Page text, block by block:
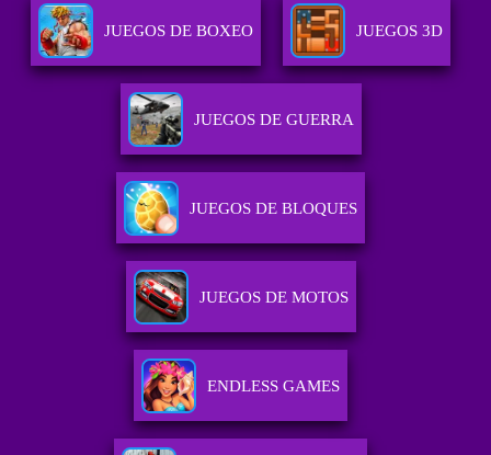
JUEGOS DE BOXEO JUEGOS 3D
JUEGOS DE GUERRA
JUEGOS DE BLOQUES
JUEGOS DE MOTOS
ENDLESS GAMES